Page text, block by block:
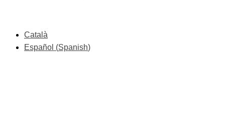
Català
Español (Spanish)